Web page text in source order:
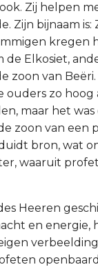
Zij helpen
Zijn bijnaam is:
kregen
de Elkosiet,
zoon van
ouders zo hoog
maar het
zoon van een
bron, wat
waaruit
Heeren
en energie,